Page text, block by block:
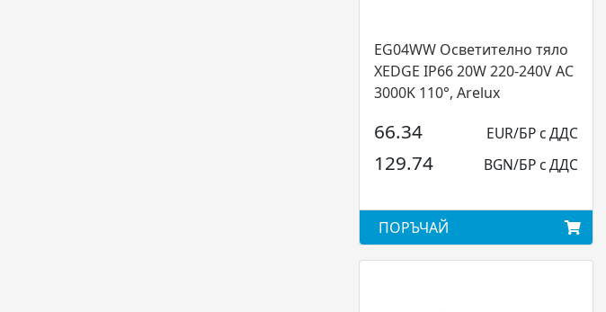
EG04WW Осветително тяло
XEDGE IP66 20W 220-240V AC
3000K 110°, Arelux
66.34 EUR/БР с ДДС
129.74 BGN/БР с ДДС
ПОРЪЧАЙ